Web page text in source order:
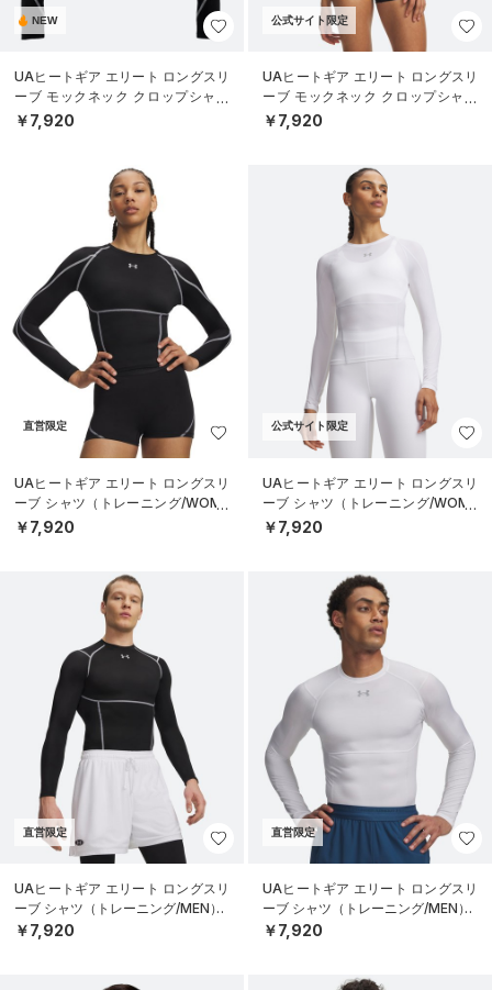
NEW
UAヒートギア エリート ロングスリ
ーブ モックネック クロップシャツ
（トレーニング/WOMEN）
￥7,920
公式サイト限定
UAヒートギア エリート ロングスリ
ーブ モックネック クロップシャツ
（トレーニング/WOMEN）
￥7,920
直営限定
UAヒートギア エリート ロングスリ
ーブ シャツ（トレーニング/WOME
N）
￥7,920
公式サイト限定
UAヒートギア エリート ロングスリ
ーブ シャツ（トレーニング/WOME
N）
￥7,920
直営限定
UAヒートギア エリート ロングスリ
ーブ シャツ（トレーニング/MEN）
￥7,920
直営限定
UAヒートギア エリート ロングスリ
ーブ シャツ（トレーニング/MEN）
￥7,920